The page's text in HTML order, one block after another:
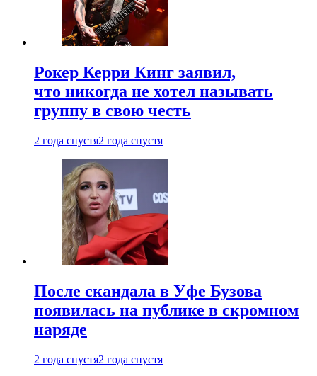
Рокер Керри Кинг заявил,
что никогда не хотел называть
группу в свою честь
2 года спустя2 года спустя
После скандала в Уфе Бузова
появилась на публике в скромном
наряде
2 года спустя2 года спустя